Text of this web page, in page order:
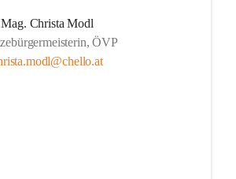
Mag. Christa Modl
ÖVP